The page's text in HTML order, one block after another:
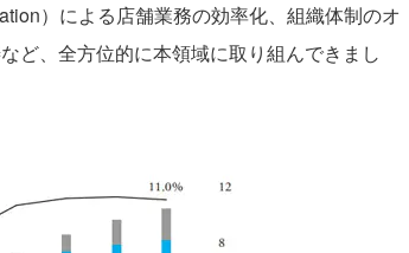
）による店舗業務の効率化、組織体制のオ
ど、全方位的に本領域に取り組んできまし